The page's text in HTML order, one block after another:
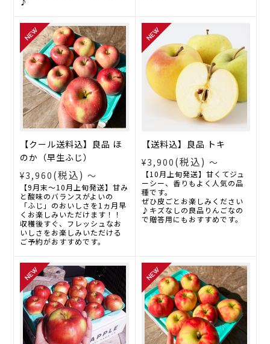
【クール送料込】良品 ほ
のか（早生ふじ）
¥3,960 (税込) ～
【9月末～10月上旬発送】甘み
と酸味のバランスがよいの
「ふじ」のおいしさを1ヵ月早
くお楽しみいただけます！！
収穫後すぐ、フレッシュなお
いしさをお楽しみいただける
ご予約がおすすめです。
【送料込】良品 トキ
¥3,900 (税込) ～
【10月上旬発送】甘くてジュ
ーシー、香りもよく人気の品
種です。
ぜひ皮ごとお楽しみください
♪キズなしの良品りんごなの
で贈答用にもおすすめです。